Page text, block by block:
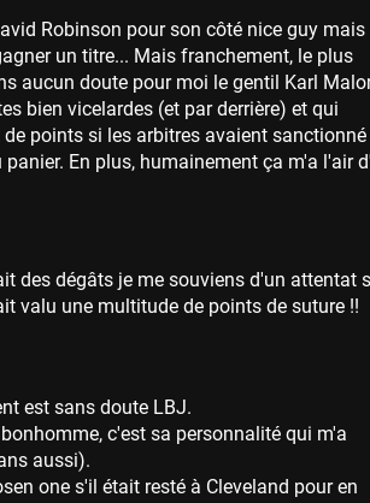
Robinson pour son côté nice guy mais
un titre... Mais franchement, le plus
aucun doute pour moi le gentil Karl
bien vicelardes (et par derrière) et qui
points si les arbitres avaient sanctionné
En plus, humainement ça m'a l'air
des dégâts je me souviens d'un attentat
valu une multitude de points de suture !!
est sans doute LBJ.
c'est sa personnalité qui m'a
aussi).
one s'il était resté à Cleveland pour en